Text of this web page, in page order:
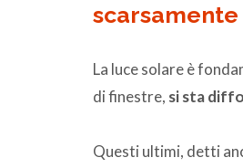
La luce solare è
di finestre, si sta
Questi ultimi, detti